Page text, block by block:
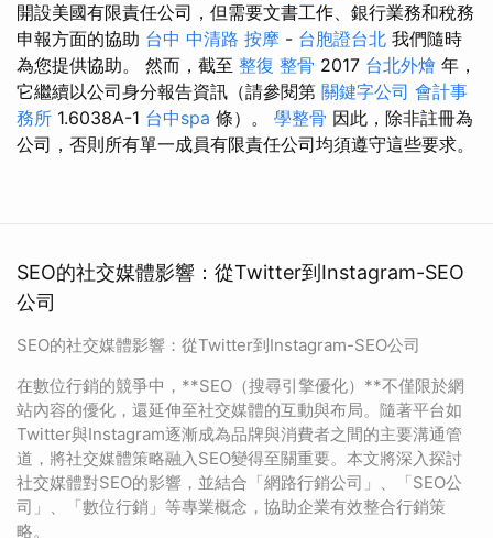
開設美國有限責任公司，但需要文書工作、銀行業務和稅務
申報方面的協助 台中 中清路 按摩 - 台胞證台北 我們隨時
為您提供協助。 然而，截至 整復 整骨 2017 台北外燴 年，
它繼續以公司身分報告資訊（請參閱第 關鍵字公司 會計事
務所 1.6038A-1 台中spa 條）。 學整骨 因此，除非註冊為
公司，否則所有單一成員有限責任公司均須遵守這些要求。
SEO的社交媒體影響：從Twitter到Instagram-SEO
公司
SEO的社交媒體影響：從Twitter到Instagram-SEO公司
在數位行銷的競爭中，**SEO（搜尋引擎優化）**不僅限於網
站內容的優化，還延伸至社交媒體的互動與布局。隨著平台如
Twitter與Instagram逐漸成為品牌與消費者之間的主要溝通管
道，將社交媒體策略融入SEO變得至關重要。本文將深入探討
社交媒體對SEO的影響，並結合「網路行銷公司」、「SEO公
司」、「數位行銷」等專業概念，協助企業有效整合行銷策
略。